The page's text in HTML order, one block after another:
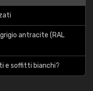
antracite (RAL
e soffitti bianchi?